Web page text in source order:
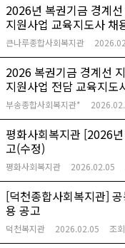
2026년 복권기금 경계
지원사업 교육지도사 채
큰나루종합사회복지관
2026 복권기금 경계선
지원사업 전담 교육지도
부송종합사회복지관*
평화사회복지관 [2026
고(수정)
평화사회복지관 2026.02.05
[덕천종합사회복지관]
용 공고
덕천복지관 2026.02.05 조